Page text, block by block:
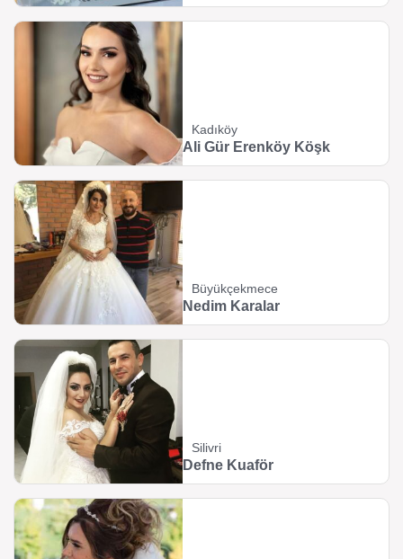
Kadıköy
Ali Gür Erenköy Köşk
Büyükçekmece
Nedim Karalar
Silivri
Defne Kuaför